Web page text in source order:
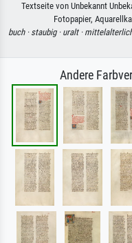
Textseite von Unbekannt
Fotopapier,
buch · staubig · uralt ·
Andere